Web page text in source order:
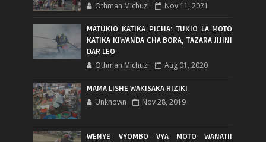
Othman Michuzi Nov 11, 2021
MATUKIO KATIKA PICHA: TUKIO LA MOTO
KATIKA KIWANDA CHA BORA, TAZARA JIJINI
DAR LEO
Othman Michuzi Aug 01, 2020
MAMA LISHE WAKISAKA RIZIKI
Unknown Nov 28, 2019
WENYE VYOMBO VYA MOTO WANATII